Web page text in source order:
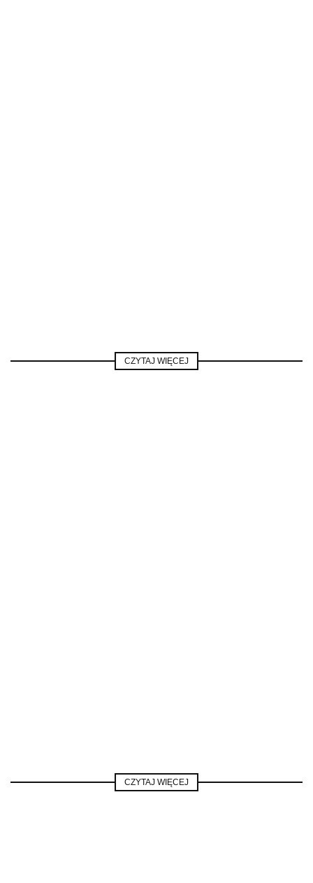
CZYTAJ WIĘCEJ
CZYTAJ WIĘCEJ